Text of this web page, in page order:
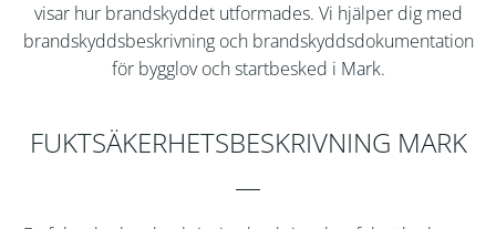
visar hur brandskyddet utformades. Vi hjälper dig med
brandskyddsbeskrivning och brandskyddsdokumentation
för bygglov och startbesked i Mark.
FUKTSÄKERHETSBESKRIVNING MARK